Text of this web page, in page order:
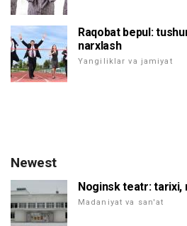
Raqobat bepul:
narxlash
Yangiliklar va jamiyat
Newest
Noginsk teatr:
Madaniyat va san'at